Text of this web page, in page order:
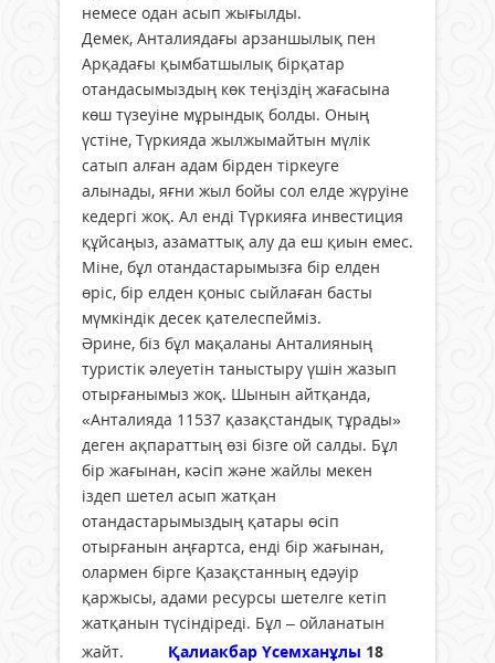
немесе одан асып жығылды.
Демек, Анталиядағы арзаншылық пен
Арқадағы қымбатшылық бірқатар
отандасымыздың көк теңіздің жағасына
көш түзеуіне мұрындық болды. Оның
үстіне, Түркияда жылжымайтын мүлік
сатып алған адам бірден тіркеуге
алынады, яғни жыл бойы сол елде жүруіне
кедергі жоқ. Ал енді Түркияға инвестиция
құйсаңыз, азаматтық алу да еш қиын емес.
Міне, бұл отандастарымызға бір елден
өріс, бір елден қоныс сыйлаған басты
мүмкіндік десек қателеспейміз.
Әрине, біз бұл мақаланы Анталия­ның
туристік әлеуетін таныстыру үшін жазып
отырғанымыз жоқ. Шынын айтқанда,
«Анталияда 11537 қазақстандық тұрады»
деген ақпараттың өзі бізге ой салды. Бұл
бір жағынан, кәсіп және жайлы мекен
іздеп шетел асып жатқан
отандастарымыздың қатары өсіп
отырғанын аңғартса, енді бір жағынан,
олармен бірге Қазақстанның едәуір
қаржысы, адами ресурсы шетелге кетіп
жатқанын түсіндіреді. Бұл – ойланатын
жайт.
Қалиакбар Үсемханұлы 18